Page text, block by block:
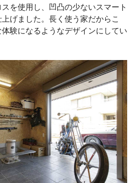
を使用し、凹凸の少ないスマート
げました。長く使う家だからこ
験になるようなデザインにしてい